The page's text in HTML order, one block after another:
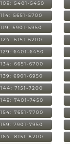
109: 5401-5450
114: 5651-5700
119: 5901-5950
124: 6151-6200
129: 6401-6450
134: 6651-6700
139: 6901-6950
144: 7151-7200
149: 7401-7450
154: 7651-7700
159: 7901-7950
164: 8151-8200